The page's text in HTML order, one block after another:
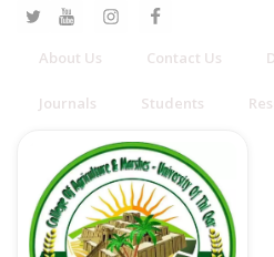
About Us Contact Us
Journals Students